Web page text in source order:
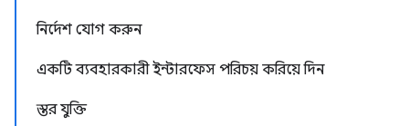
নির্দেশ যোগ করুন
একটি ব্যবহারকারী ইন্টারফেস পরিচয় করিয়ে দিন
স্তর যুক্তি